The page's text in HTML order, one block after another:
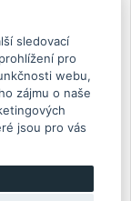
sledovací
pro
webu,
zájmu o naše
jsou pro vás